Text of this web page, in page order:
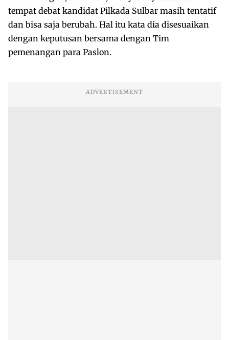
tempat debat kandidat Pilkada Sulbar masih tentatif
dan bisa saja berubah. Hal itu kata dia disesuaikan
dengan keputusan bersama dengan Tim
pemenangan para Paslon.